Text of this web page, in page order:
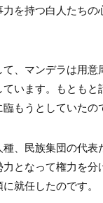
を持つ白人たち
て、マンデラは用
います。もとも
もうとしていたの
種、民族集団の代
となって権力を
就任したのです。